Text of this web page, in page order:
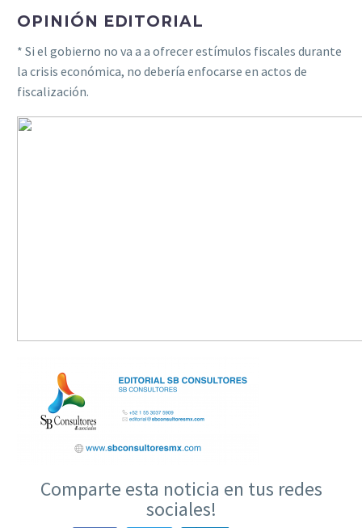
OPINIÓN EDITORIAL
* Si el gobierno no va a a ofrecer estímulos fiscales durante
la crisis económica, no debería enfocarse en actos de
fiscalización.
Comparte esta noticia en tus redes
sociales!